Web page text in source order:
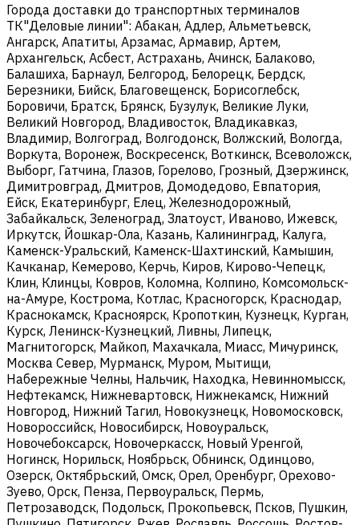
Города доставки до транспортных терминалов
ТК"Деловые линии": Абакан, Адлер, Альметьевск,
Ангарск, Апатиты, Арзамас, Армавир, Артем,
Архангельск, Асбест, Астрахань, Ачинск, Балаково,
Балашиха, Барнаул, Белгород, Белорецк, Бердск,
Березники, Бийск, Благовещенск, Борисоглебск,
Боровичи, Братск, Брянск, Бузулук, Великие Луки,
Великий Новгород, Владивосток, Владикавказ,
Владимир, Волгоград, Волгодонск, Волжский, Вологда,
Воркута, Воронеж, Воскресенск, Воткинск, Всеволожск,
Выборг, Гатчина, Глазов, Горелово, Грозный, Дзержинск,
Димитровград, Дмитров, Домодедово, Евпатория,
Ейск, Екатеринбург, Елец, Железнодорожный,
Забайкальск, Зеленоград, Златоуст, Иваново, Ижевск,
Иркутск, Йошкар-Ола, Казань, Калининград, Калуга,
Каменск-Уральский, Каменск-Шахтинский, Камышин,
Качканар, Кемерово, Керчь, Киров, Кирово-Чепецк,
Клин, Клинцы, Ковров, Коломна, Колпино, Комсомольск-
на-Амуре, Кострома, Котлас, Красногорск, Краснодар,
Краснокамск, Красноярск, Кропоткин, Кузнецк, Курган,
Курск, Ленинск-Кузнецкий, Ливны, Липецк,
Магнитогорск, Майкоп, Махачкала, Миасс, Мичуринск,
Москва Север, Мурманск, Муром, Мытищи,
Набережные Челны, Нальчик, Находка, Невинномысск,
Нефтекамск, Нижневартовск, Нижнекамск, Нижний
Новгород, Нижний Тагил, Новокузнецк, Новомосковск,
Новороссийск, Новосибирск, Новоуральск,
Новочебоксарск, Новочеркасск, Новый Уренгой,
Ногинск, Норильск, Ноябрьск, Обнинск, Одинцово,
Озерск, Октябрьский, Омск, Орел, Оренбург, Орехово-
Зуево, Орск, Пенза, Первоуральск, Пермь,
Петрозаводск, Подольск, Прокопьевск, Псков, Пушкин,